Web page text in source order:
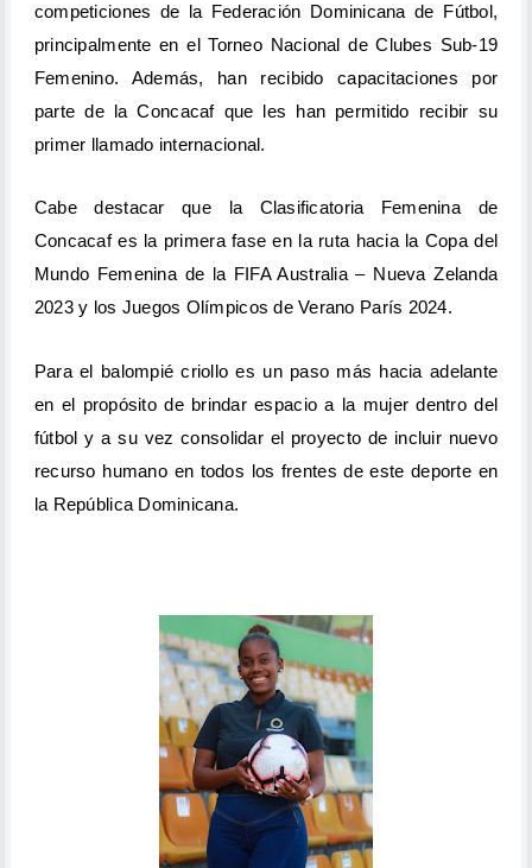
competiciones de la Federación Dominicana de Fútbol,
principalmente en el Torneo Nacional de Clubes Sub-19
Femenino. Además, han recibido capacitaciones por
parte de la Concacaf que les han permitido recibir su
primer llamado internacional.
Cabe destacar que la Clasificatoria Femenina de
Concacaf es la primera fase en la ruta hacia la Copa del
Mundo Femenina de la FIFA Australia – Nueva Zelanda
2023 y los Juegos Olímpicos de Verano París 2024.
Para el balompié criollo es un paso más hacia adelante
en el propósito de brindar espacio a la mujer dentro del
fútbol y a su vez consolidar el proyecto de incluir nuevo
recurso humano en todos los frentes de este deporte en
la República Dominicana.